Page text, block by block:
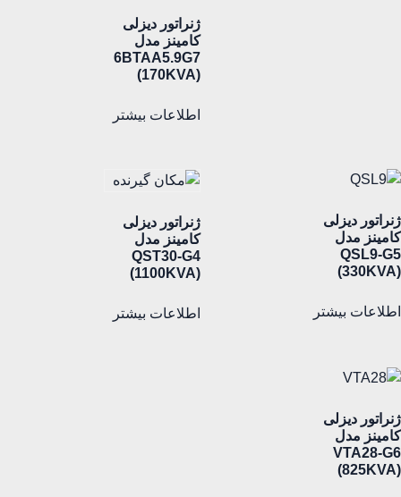
ژنراتور دیزلی
کامینز مدل
6BTAA5.9G7
(170KVA)
اطلاعات بیشتر
ژنراتور دیزلی
کامینز مدل
QSL9-G5
(330KVA)
اطلاعات بیشتر
ژنراتور دیزلی
کامینز مدل
QST30-G4
(1100KVA)
اطلاعات بیشتر
ژنراتور دیزلی
کامینز مدل
VTA28-G6
(825KVA)